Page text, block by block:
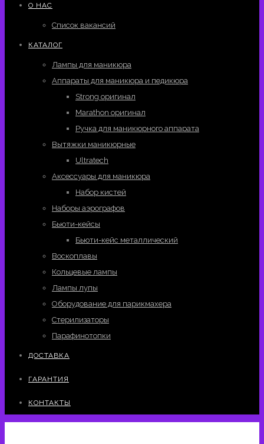
О НАС
Список вакансий
КАТАЛОГ
Лампы для маникюра
Аппараты для маникюра и педикюра
Strong оригинал
Marathon оригинал
Ручка для маникюрного аппарата
Вытяжки маникюрные
Ultratech
Аксессуары для маникюра
Набор кистей
Наборы аэрографов
Бьюти-кейсы
Бьюти-кейс металлический
Воскоплавы
Кольцевые лампы
Лампы лупы
Оборудование для парикмахера
Стерилизаторы
Парафинотопки
ДОСТАВКА
ГАРАНТИЯ
КОНТАКТЫ